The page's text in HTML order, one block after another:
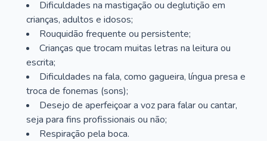
Dificuldades na mastigação ou deglutição em
crianças, adultos e idosos;
Rouquidão frequente ou persistente;
Crianças que trocam muitas letras na leitura ou
escrita;
Dificuldades na fala, como gagueira, língua presa e
troca de fonemas (sons);
Desejo de aperfeiçoar a voz para falar ou cantar,
seja para fins profissionais ou não;
Respiração pela boca.